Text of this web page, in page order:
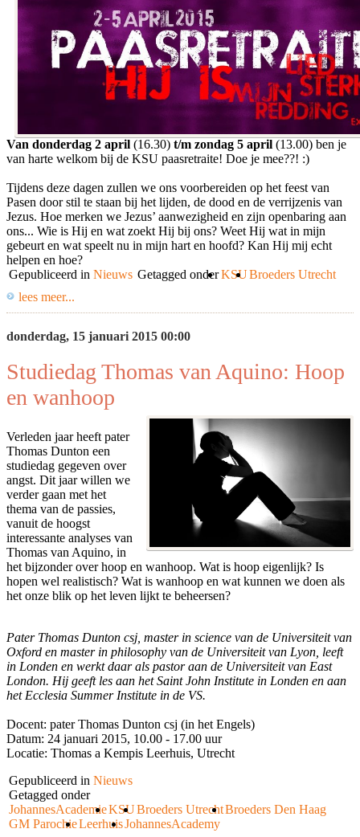
Van donderdag 2 april (16.30) t/m zondag 5 april (13.00) ben je
van harte welkom bij de KSU paasretraite! Doe je mee??! :)
Tijdens deze dagen zullen we ons voorbereiden op het feest van
Pasen door stil te staan bij het lijden, de dood en de verrijzenis van
Jezus. Hoe merken we Jezus’ aanwezigheid en zijn openbaring aan
ons... Wie is Hij en wat zoekt Hij bij ons? Weet Hij wat in mijn
gebeurt en wat speelt nu in mijn hart en hoofd? Kan Hij mij echt
helpen en hoe?
Gepubliceerd in Nieuws Getagged onderKSUBroeders Utrecht
lees meer...
donderdag, 15 januari 2015 00:00
Studiedag Thomas van Aquino: Hoop
en wanhoop
Verleden jaar heeft pater
Thomas Dunton een
studiedag gegeven over
angst. Dit jaar willen we
verder gaan met het
thema van de passies,
vanuit de hoogst
interessante analyses van
Thomas van Aquino, in
het bijzonder over hoop en wanhoop. Wat is hoop eigenlijk? Is
hopen wel realistisch? Wat is wanhoop en wat kunnen we doen als
het onze blik op het leven lijkt te beheersen?
Pater Thomas Dunton csj, master in science van de Universiteit van
Oxford en master in philosophy van de Universiteit van Lyon, leeft
in Londen en werkt daar als pastor aan de Universiteit van East
London. Hij geeft les aan het Saint John Institute in Londen en aan
het Ecclesia Summer Institute in de VS.
Docent: pater Thomas Dunton csj (in het Engels)
Datum: 24 januari 2015, 10.00 - 17.00 uur
Locatie: Thomas a Kempis Leerhuis, Utrecht
Gepubliceerd in Nieuws
Getagged onder
JohannesAcademieKSUBroeders UtrechtBroeders Den Haag
GM ParochieLeerhuisJohannesAcademy